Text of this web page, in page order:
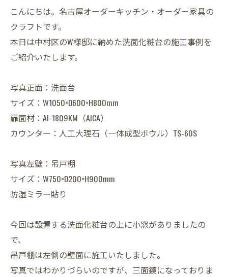
こんにちは。名古屋オーダーキッチン・オーダー家具の
クラフトです。
本日は中村区のW様邸に納めた洗面化粧台の施工事例を
ご紹介いたします。
写真正面：洗面台
サイズ：W1050×D600×H800mm
扉面材：AI-1809KM（AICA）
カウンター：人工大理石（一体成型ボウル）TS-60S
写真左壁：吊戸棚
サイズ：W750×D200×H900mm
防湿ミラー貼り
今回は設置する洗面化粧台の上に小窓がありましたの
で、
吊戸棚は左側の壁面に施工いたしました。
写真ではわかりづらいのですが、三面鏡になっておりま